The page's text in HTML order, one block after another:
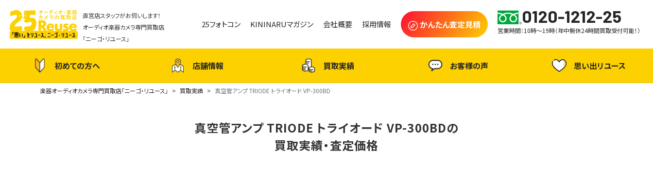
直営店スタッフがお伺いします！
オーディオ楽器カメラ専門買取店
「ニーゴ・リユース」
25フォトコン KININARUマガジン 会社概要 採用情報 かんたん査定見積 0120-1212-25
営業時間：10時～19時（年中無休24時間買取受付可能！）
初めての方へ 店舗情報 買取実績 お客様の声 思い出リユース
楽器オーディオカメラ専門買取店「ニーゴ・リユース」 買取実績 真空管アンプ TRIODE トライオード VP-300BD
真空管アンプ TRIODE トライオード VP-300BDの
買取実績・査定価格